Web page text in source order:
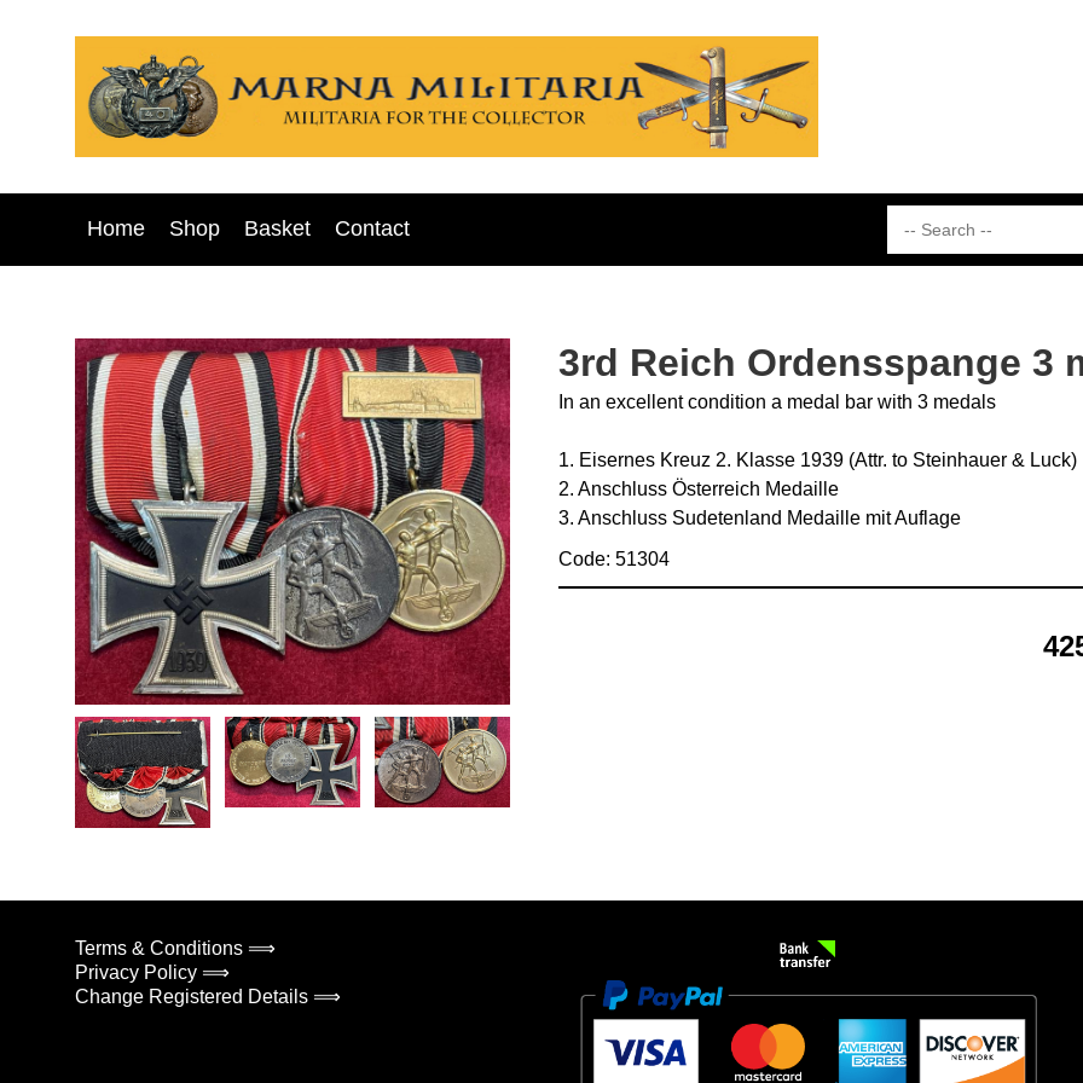
Home Shop Basket Contact
3rd Reich Ordensspange 3
In an excellent condition a medal bar with 3 medals
1. Eisernes Kreuz 2. Klasse 1939 (Attr. to Steinhauer & Luck)
2. Anschluss Österreich Medaille
3. Anschluss Sudetenland Medaille mit Auflage
Code: 51304
Terms & Conditions ⟹
Privacy Policy ⟹
Change Registered Details ⟹